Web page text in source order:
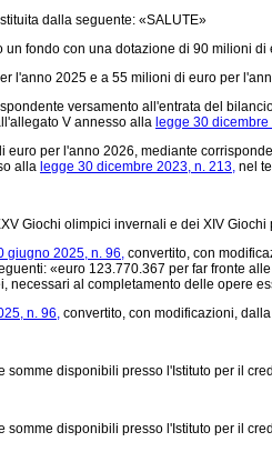
dalla seguente: «SALUTE»
fondo con una dotazione di 90 milioni
l'anno 2025 e a 55 milioni di euro per
versamento all'entrata del
V annesso alla legge 30
per l'anno 2026, mediante
alla legge 30 dicembre 2023, n. 213, nel
Giochi olimpici invernali e dei XIV
giugno 2025, n. 96, convertito, con
«euro 123.770.367 per far fronte
necessari al completamento delle opere
n. 96, convertito, con modificazioni, dalla
disponibili presso l'Istituto per il
disponibili presso l'Istituto per il